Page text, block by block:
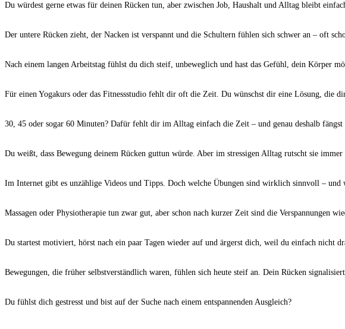
Du würdest gerne etwas für deinen Rücken tun, aber zwischen Job, Haushalt und Alltag bleibt
Der untere Rücken zieht, der Nacken ist verspannt und die Schultern fühlen sich schwer an – oft
Nach einem langen Arbeitstag fühlst du dich steif, unbeweglich und hast das Gefühl, dein Körper
Für einen Yogakurs oder das Fitnessstudio fehlt dir oft die Zeit. Du wünschst dir eine Lösung, die
30, 45 oder sogar 60 Minuten? Dafür fehlt dir im Alltag einfach die Zeit – und genau deshalb
Du weißt, dass Bewegung deinem Rücken guttun würde. Aber im stressigen Alltag rutscht sie
Im Internet gibt es unzählige Videos und Tipps. Doch welche Übungen sind wirklich sinnvoll – und
Massagen oder Physiotherapie tun zwar gut, aber schon nach kurzer Zeit sind die Verspannungen
Du startest motiviert, hörst nach ein paar Tagen wieder auf und ärgerst dich, weil du einfach nicht
Bewegungen, die früher selbstverständlich waren, fühlen sich heute steif an. Dein Rücken
Du fühlst dich gestresst und bist auf der Suche nach einem entspannenden Ausgleich?